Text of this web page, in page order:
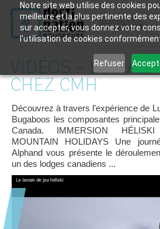
Notre site web utilise des cookies
meilleure et la plus pertinente des
sur accepter, vous donnez votre
l'utilisation de cookies
Refuser
VIDÉOS – LUC
CHEZ CMH
Découvrez à travers l’expérience de
Bugaboos les composantes
Canada. IMMERSION
MOUNTAIN HOLIDAYS Une
Alphand vous présente le
un des lodges canadiens ...